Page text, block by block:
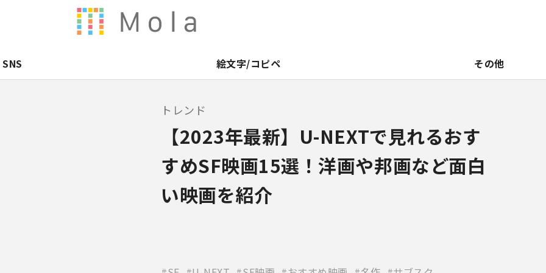
SNS 絵文字/コピペ その他
トレンド
【2023年最新】U-NEXTで見れるおす
すめSF映画15選！洋画や邦画など面白
い映画を紹介